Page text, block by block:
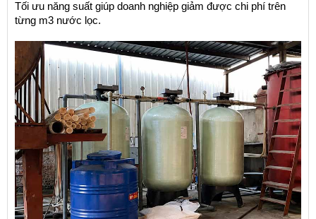
Tối ưu năng suất giúp doanh nghiệp giảm được chi phí trên
từng m3 nước lọc.